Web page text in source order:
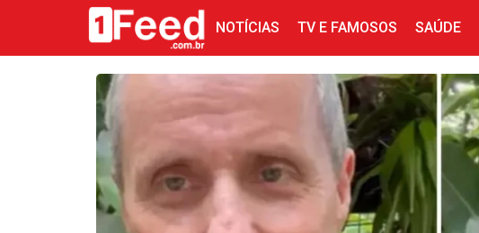
NOTÍCIAS TV E FAMOSOS SAÚDE